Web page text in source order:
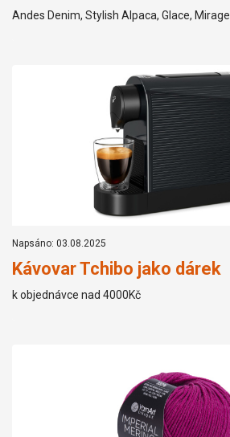
Andes Denim, Stylish Alpaca, Glace, Mirage
Napsáno: 03.08.2025
Kávovar Tchibo jako dárek
k objednávce nad 4000Kč